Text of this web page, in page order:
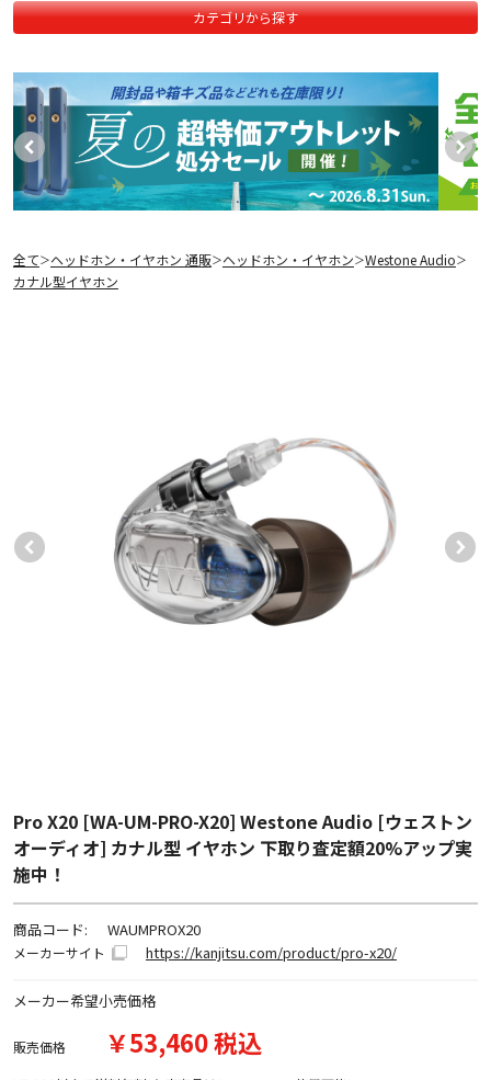
カテゴリから探す
全て＞ヘッドホン・イヤホン 通販＞ヘッドホン・イヤホン＞Westone Audio＞
カナル型イヤホン
Pro X20 [WA-UM-PRO-X20] Westone Audio [ウェストン
オーディオ] カナル型 イヤホン 下取り査定額20%アップ実
施中！
商品コード: WAUMPROX20
メーカーサイト https://kanjitsu.com/product/pro-x20/
メーカー希望小売価格
販売価格 ￥53,460 税込